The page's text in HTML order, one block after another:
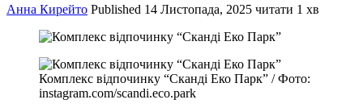
Анна Кирейто Published 14 Листопада, 2025 читати 1 хв
Комплекс відпочинку “Сканді Еко Парк” / Фото:
instagram.com/scandi.eco.park